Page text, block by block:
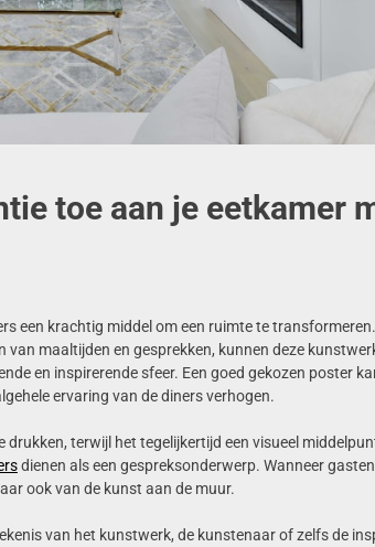
toe aan je eetkamer
een krachtig middel om een ruimte te
maaltijden en gesprekken, kunnen deze
en inspirerende sfeer. Een goed gekozen poster
ervaring van de diners verhogen.
terwijl het tegelijkertijd een visueel
dienen als een gespreksonderwerp. Wanneer
ook van de kunst aan de muur.
van het kunstwerk, de kunstenaar of zelfs de